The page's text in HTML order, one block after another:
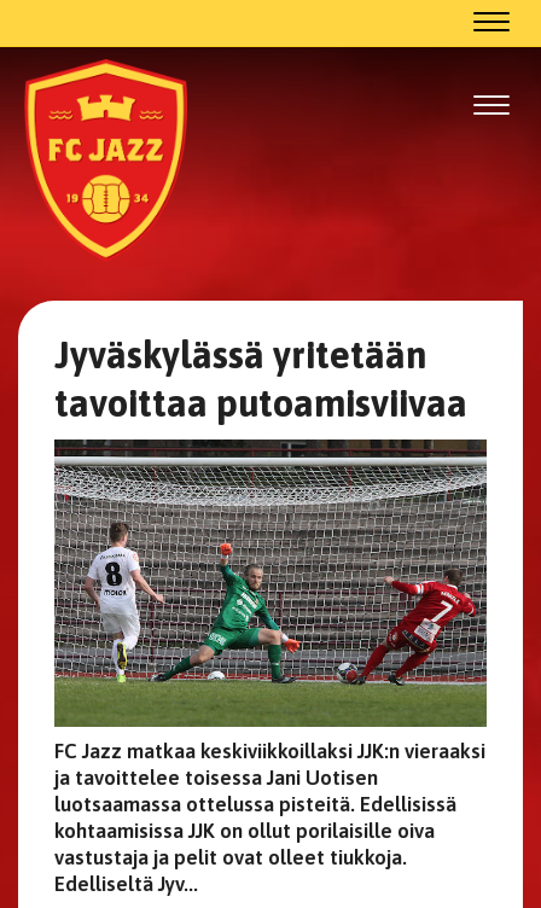
Jyväskylässä yritetään
tavoittaa putoamisviivaa
FC Jazz matkaa keskiviikkoillaksi JJK:n vieraaksi
ja tavoittelee toisessa Jani Uotisen
luotsaamassa ottelussa pisteitä. Edellisissä
kohtaamisissa JJK on ollut porilaisille oiva
vastustaja ja pelit ovat olleet tiukkoja.
Edelliseltä Jyv...